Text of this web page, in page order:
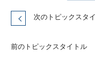
次のトピックスタ
前のトピックスタイトル